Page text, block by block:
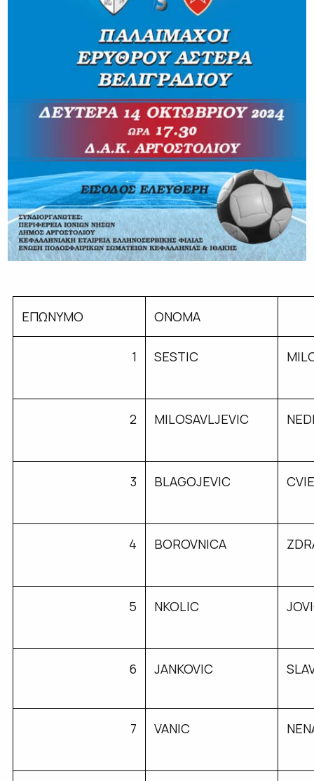
ΕΠΩΝΥΜΟ ΟΝΟΜΑ
1 SESTIC
2 MILOSAVLJEVIC
3 BLAGOJEVIC
4 BOROVNICA
5 NKOLIC
6 JANKOVIC
7 VANIC